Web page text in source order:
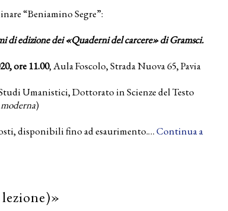
“Beniamino Segre”:
di edizione dei «Quaderni del carcere» di Gramsci.
ore 11.00, Aula Foscolo, Strada Nuova 65, Pavia
Umanistici, Dottorato in Scienze del Testo
)
disponibili fino ad esaurimento.…Continua a